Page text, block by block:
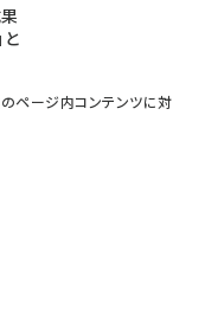
ページ内コンテンツに対